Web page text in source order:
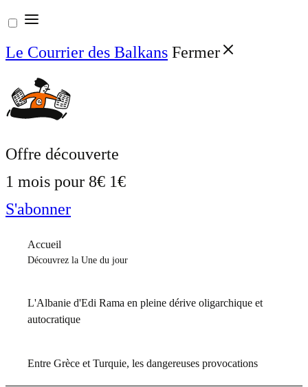
Aller
au
contenu
Le Courrier des Balkans Fermer
Offre découverte
1 mois pour 8€ 1€
S'abonner
Accueil
Découvrez la Une du jour
L'Albanie d'Edi Rama en pleine dérive oligarchique et
autocratique
Entre Grèce et Turquie, les dangereuses provocations